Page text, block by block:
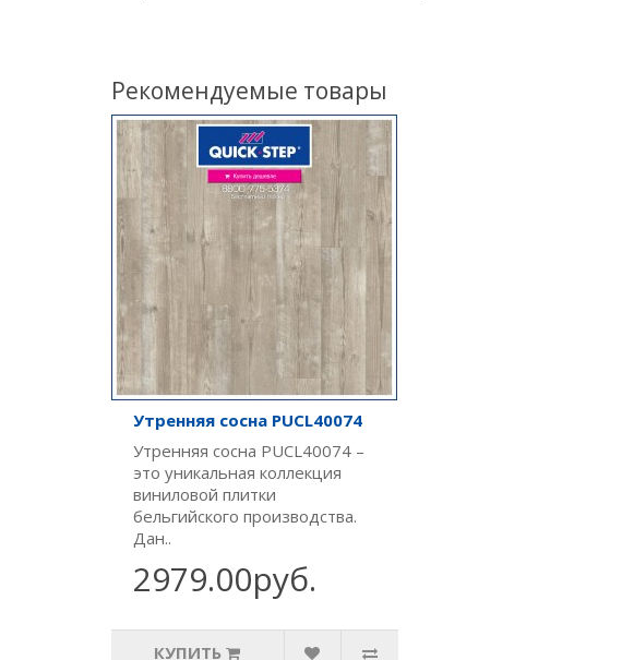
Рекомендуемые товары
Утренняя сосна PUCL40074
Утренняя сосна PUCL40074 –
это уникальная коллекция
виниловой плитки
бельгийского производства.
Дан..
2979.00руб.
КУПИТЬ